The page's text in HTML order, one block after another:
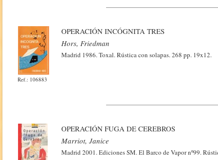
Ref.: 106883
OPERACIÓN INCÓGNITA TRES
Hors, Friedman
Madrid 1986. Toxal. Rústica con solapas. 268 pp. 19x12.
OPERACIÓN FUGA DE CEREBROS
Marriot, Janice
Madrid 2001. Ediciones SM. El Barco de Vapor nº99.